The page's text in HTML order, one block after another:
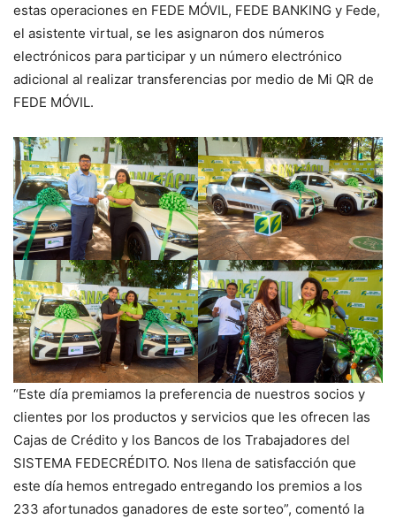
estas operaciones en FEDE MÓVIL, FEDE BANKING y Fede,
el asistente virtual, se les asignaron dos números
electrónicos para participar y un número electrónico
adicional al realizar transferencias por medio de Mi QR de
FEDE MÓVIL.
“Este día premiamos la preferencia de nuestros socios y
clientes por los productos y servicios que les ofrecen las
Cajas de Crédito y los Bancos de los Trabajadores del
SISTEMA FEDECRÉDITO. Nos llena de satisfacción que
este día hemos entregado entregando los premios a los
233 afortunados ganadores de este sorteo”, comentó la